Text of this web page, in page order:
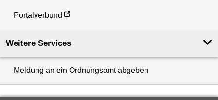
Portalverbund
Weitere Services
Meldung an ein Ordnungsamt abgeben